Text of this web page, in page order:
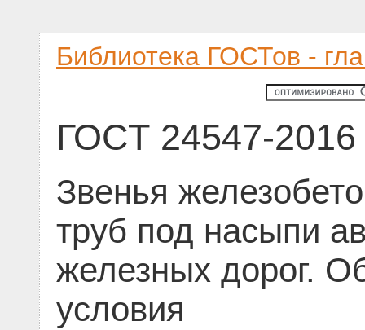
Библиотека ГОСТов -
ГОСТ 24547-2016
Звенья
труб под насыпи
железных дорог.
условия